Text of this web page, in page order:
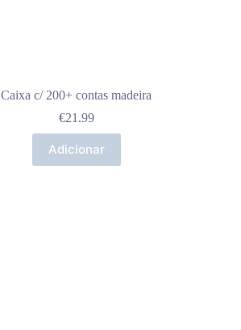
Caixa c/ 200+ contas madeira
€21.99
Adicionar